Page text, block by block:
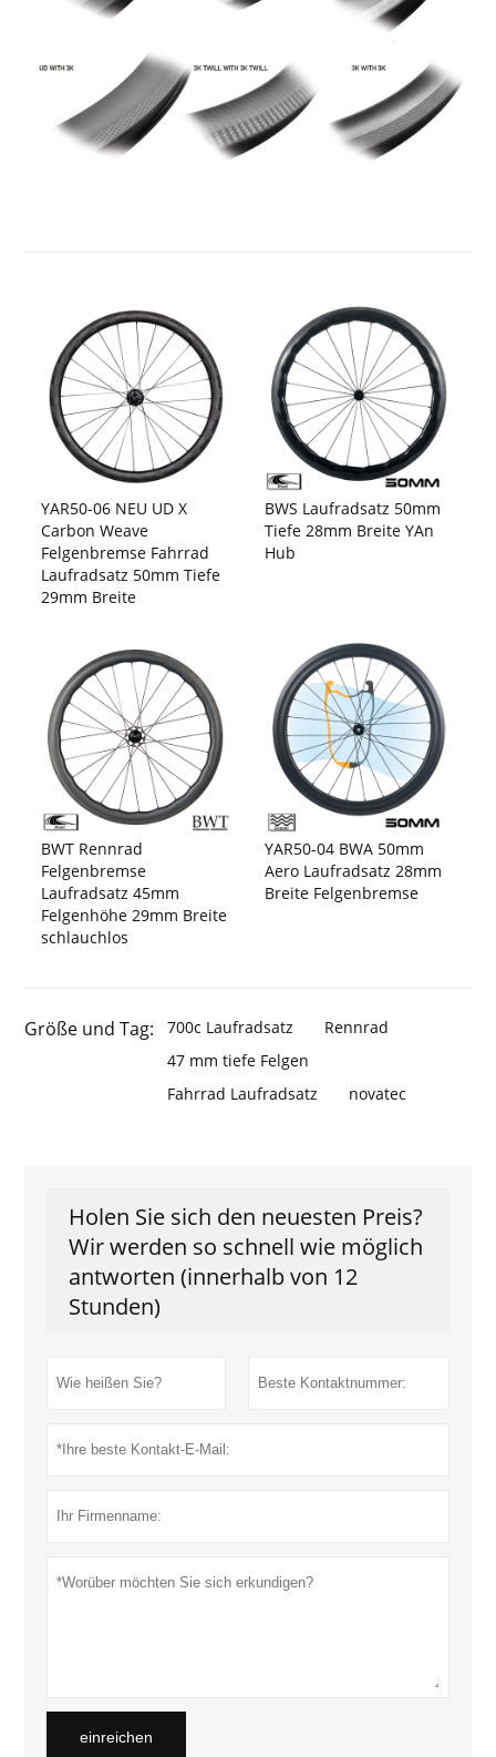
YAR50-06 NEU UD X
Carbon Weave
Felgenbremse Fahrrad
Laufradsatz 50mm Tiefe
29mm Breite
BWS Laufradsatz 50mm
Tiefe 28mm Breite YAn
Hub
BWT Rennrad
Felgenbremse
Laufradsatz 45mm
Felgenhöhe 29mm Breite
schlauchlos
YAR50-04 BWA 50mm
Aero Laufradsatz 28mm
Breite Felgenbremse
Größe und Tag: 700c Laufradsatz
Rennrad
47 mm tiefe Felgen
Fahrrad Laufradsatz
novatec
Holen Sie sich den neuesten Preis?
Wir werden so schnell wie möglich
antworten (innerhalb von 12
Stunden)
einreichen